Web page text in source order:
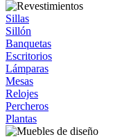
Sillas
Sillón
Banquetas
Escritorios
Lámparas
Mesas
Relojes
Percheros
Plantas